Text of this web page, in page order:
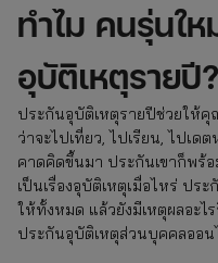
ทำไม คนรุ่นใ
อุบัติเหตุรายปี?
ประกันอุบัติเหตุรายปีช่วยให้
ว่าจะไปเที่ยว, ไปเรียน, ไปเ
คาดคิดขึ้นมา ประกันเขาก็พร้อ
เป็นเรื่องอุบัติเหตุเมื่อไหร่ ปร
ให้ทั้งหมด แล้วยังมีเหตุผลอะ
ประกันอุบัติเหตุส่วนบุคคลออ